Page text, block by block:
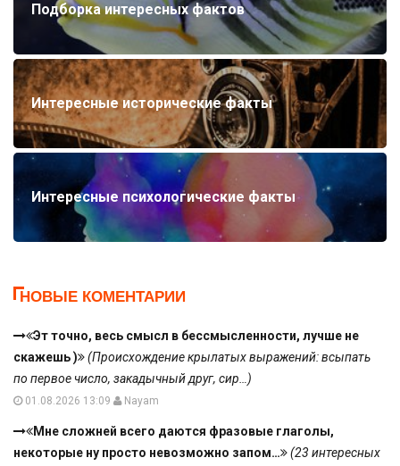
Подборка интересных фактов
Интересные исторические факты
Интересные психологические факты
НОВЫЕ КОМЕНТАРИИ
Эт точно, весь смысл в бессмысленности, лучше не
скажешь )
(Происхождение крылатых выражений: всыпать
по первое число, закадычный друг, сир…)
01.08.2026 13:09 Nayam
Мне сложней всего даются фразовые глаголы,
некоторые ну просто невозможно запом…
(23 интересных